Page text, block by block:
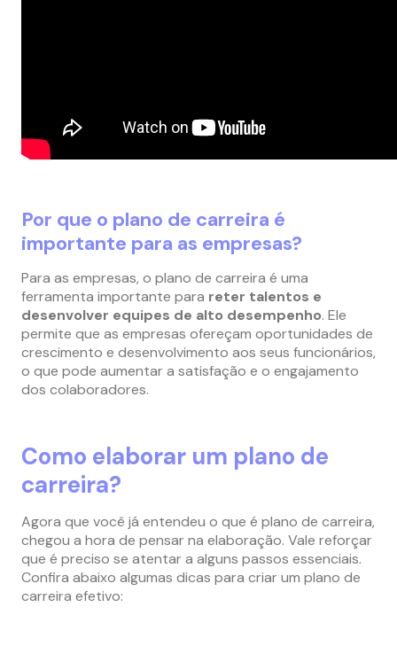
Por que o plano de carreira é
importante para as empresas?
Para as empresas, o plano de carreira é uma
ferramenta importante para reter talentos e
desenvolver equipes de alto desempenho. Ele
permite que as empresas ofereçam oportunidades de
crescimento e desenvolvimento aos seus funcionários,
o que pode aumentar a satisfação e o engajamento
dos colaboradores.
Como elaborar um plano de
carreira?
Agora que você já entendeu o que é plano de carreira,
chegou a hora de pensar na elaboração. Vale reforçar
que é preciso se atentar a alguns passos essenciais.
Confira abaixo algumas dicas para criar um plano de
carreira efetivo: